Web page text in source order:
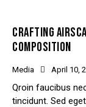
CRAFTING
COMPOSITION
Media April 10,
Qroin faucibus
tincidunt. Sed